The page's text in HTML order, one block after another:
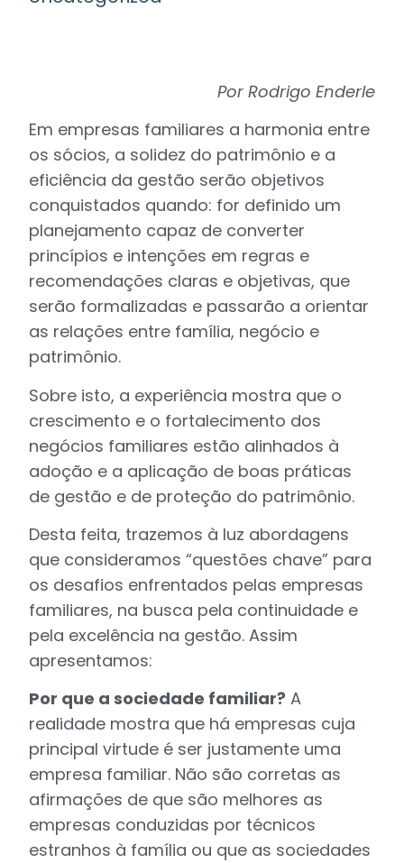
Por Rodrigo Enderle
Em empresas familiares a harmonia entre
os sócios, a solidez do patrimônio e a
eficiência da gestão serão objetivos
conquistados quando: for definido um
planejamento capaz de converter
princípios e intenções em regras e
recomendações claras e objetivas, que
serão formalizadas e passarão a orientar
as relações entre família, negócio e
patrimônio.
Sobre isto, a experiência mostra que o
crescimento e o fortalecimento dos
negócios familiares estão alinhados à
adoção e a aplicação de boas práticas
de gestão e de proteção do patrimônio.
Desta feita, trazemos à luz abordagens
que consideramos “questões chave” para
os desafios enfrentados pelas empresas
familiares, na busca pela continuidade e
pela excelência na gestão. Assim
apresentamos:
Por que a sociedade familiar? A
realidade mostra que há empresas cuja
principal virtude é ser justamente uma
empresa familiar. Não são corretas as
afirmações de que são melhores as
empresas conduzidas por técnicos
estranhos à família ou que as sociedades